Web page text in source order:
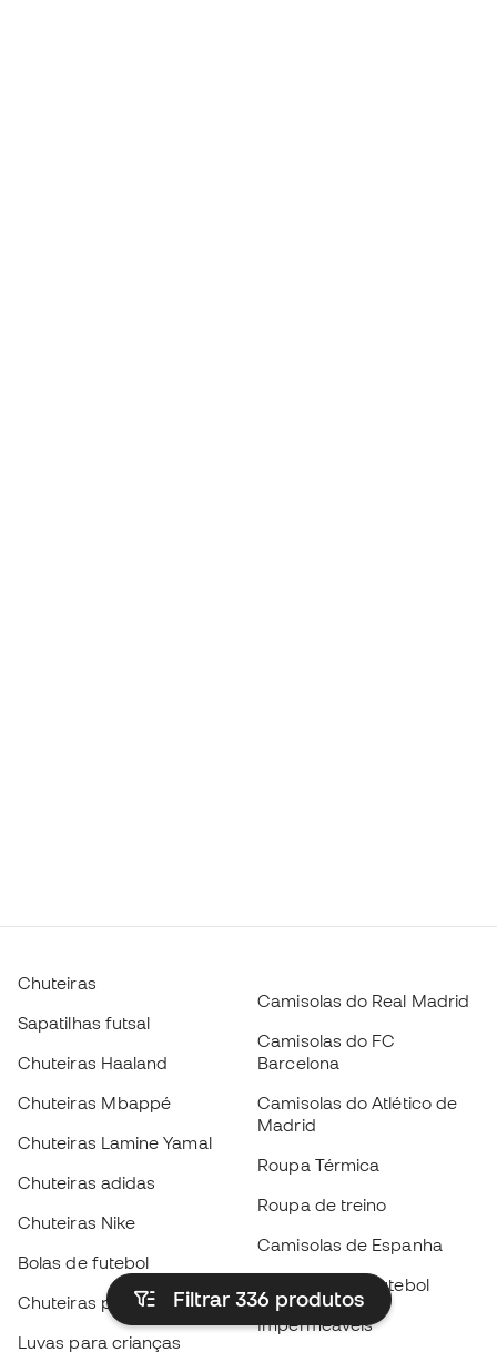
Filtrar 336 produtos
Chuteiras
Sapatilhas futsal
Chuteiras Haaland
Chuteiras Mbappé
Chuteiras Lamine Yamal
Chuteiras adidas
Chuteiras Nike
Bolas de futebol
Chuteiras para crianças
Luvas para crianças
Camisolas do Real Madrid
Camisolas do FC
Barcelona
Camisolas do Atlético de
Madrid
Roupa Térmica
Roupa de treino
Camisolas de Espanha
Camisolas de futebol
Impermeáveis